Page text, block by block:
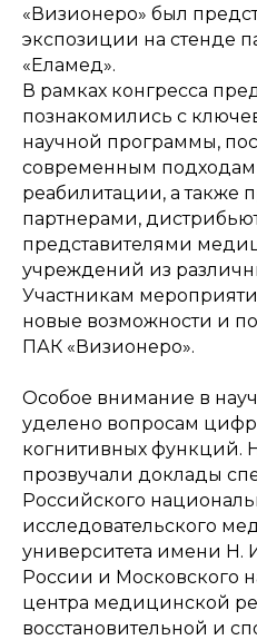
«Визионеро» был
экспозиции на стенде
«Еламед».
В рамках конгресса
познакомились с
научной программы,
современным
реабилитации, а также
партнерами,
представителями
учреждений из
Участникам
новые возможности и
ПАК «Визионеро».
Особое внимание в
уделено вопросам
когнитивных функций.
прозвучали доклады
Российского
исследовательского
университета имени Н.
России и Московского
центра медицинской
восстановительной и